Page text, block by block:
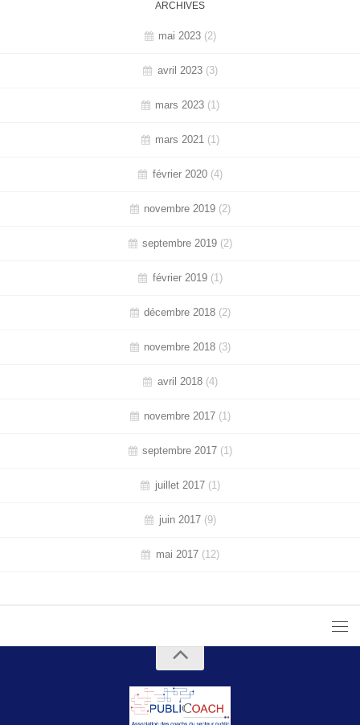
ARCHIVES
mai 2023 (2)
avril 2023(3)
mars 2023 (1)
mars 2021 (1)
février 2020(4)
novembre 2019 (2)
septembre 2019 (2)
février 2019(1)
décembre 2018 (2)
novembre 2018 (3)
avril 2018(4)
novembre 2017 (1)
septembre 2017 (1)
juillet 2017(1)
juin 2017(9)
mai 2017(12)